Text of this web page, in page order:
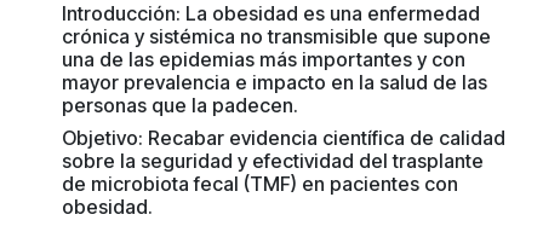
Introducción: La obesidad es una enfermedad
crónica y sistémica no transmisible que supone
una de las epidemias más importantes y con
mayor prevalencia e impacto en la salud de las
personas que la padecen.
Objetivo: Recabar evidencia científica de calidad
sobre la seguridad y efectividad del trasplante
de microbiota fecal (TMF) en pacientes con
obesidad.